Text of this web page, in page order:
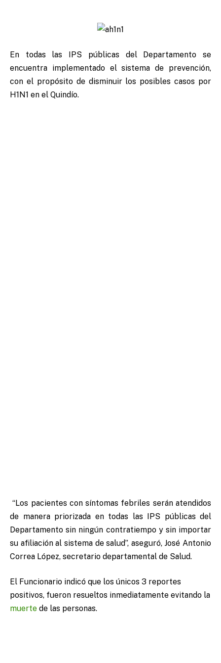
En todas las IPS públicas del Departamento se
encuentra implementado el sistema de prevención,
con el propósito de disminuir los posibles casos por
H1N1 en el Quindío.
“Los pacientes con síntomas febriles serán atendidos
de manera priorizada en todas las IPS públicas del
Departamento sin ningún contratiempo y sin importar
su afiliación al sistema de salud”, aseguró, José Antonio
Correa López, secretario departamental de Salud.
El Funcionario indicó que los únicos 3 reportes
positivos, fueron resueltos inmediatamente evitando la
muerte de las personas.